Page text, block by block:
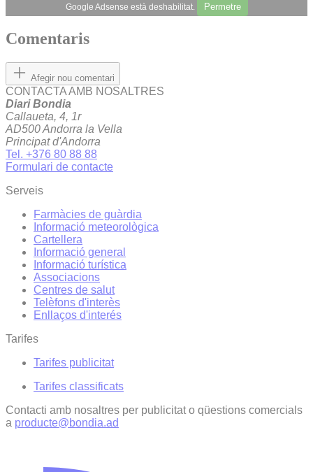
Google Adsense està deshabilitat. Permetre
Comentaris
Afegir nou comentari
CONTACTA AMB NOSALTRES
Diari Bondia
Callaueta, 4, 1r
AD500 Andorra la Vella
Principat d'Andorra
Tel. +376 80 88 88
Formulari de contacte
Serveis
Farmàcies de guàrdia
Informació meteorològica
Cartellera
Informació general
Informació turística
Associacions
Centres de salut
Telèfons d'interès
Enllaços d'interés
Tarifes
Tarifes publicitat
Tarifes classificats
Contacti amb nosaltres per publicitat o qüestions comercials
a producte@bondia.ad